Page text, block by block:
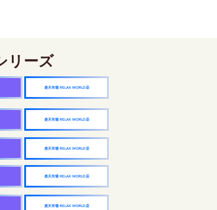
リーズ
楽天市場 RELAX WORLD店
楽天市場 RELAX WORLD店
楽天市場 RELAX WORLD店
楽天市場 RELAX WORLD店
楽天市場 RELAX WORLD店